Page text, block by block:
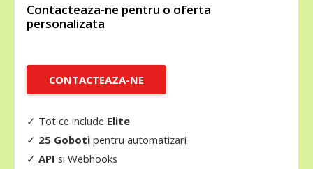
Contacteaza-ne pentru o oferta
personalizata
CONTACTEAZA-NE
✓ Tot ce include Elite
✓ 25 Goboti pentru automatizari
✓ API si Webhooks